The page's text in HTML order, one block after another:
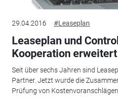
29.04.2016 #Leaseplan
Leaseplan und
Kooperation erweitert
Seit über sechs Jahren sind
Partner. Jetzt wurde die
Prüfung von